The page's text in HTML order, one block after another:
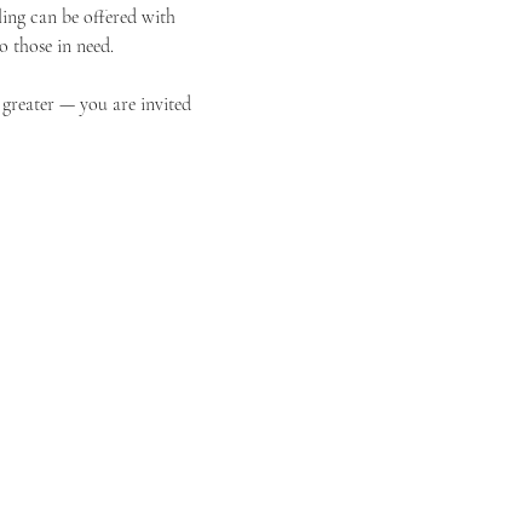
can be offered with
those in need.
— you are invited